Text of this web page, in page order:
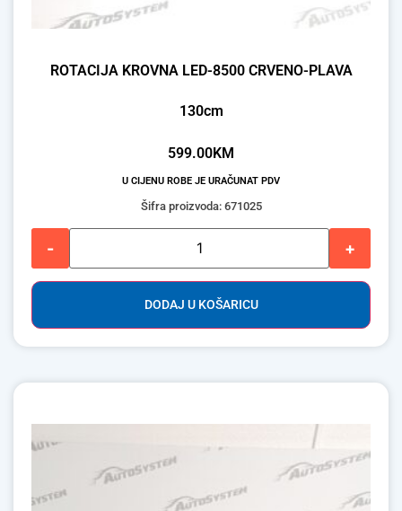
ROTACIJA KROVNA LED-8500 CRVENO-PLAVA
130cm
599.00KM
U CIJENU ROBE JE URAČUNAT PDV
Šifra proizvoda: 671025
- +
DODAJ U KOŠARICU